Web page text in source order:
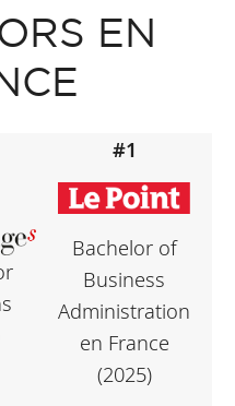
EN
#1
Bachelor of
Business
Administration
en France
(2025)